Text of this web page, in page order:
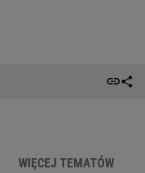
WIĘCEJ TEMATÓW